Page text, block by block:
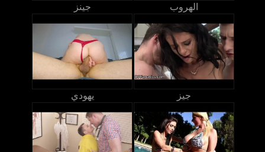
جينز الهروب
يهودي جيز